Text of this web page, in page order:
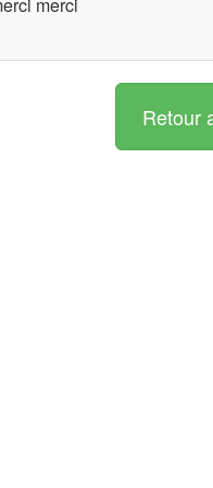
merci
Retour